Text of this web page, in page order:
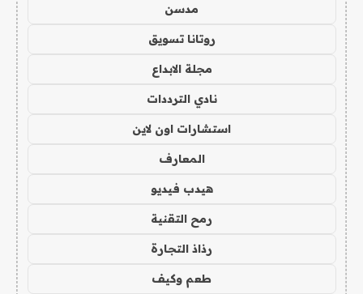
مدسن
روتانا تسويق
مجلة الابداع
نادي الترددات
استشارات اون لاين
المعارف
هيدب فيديو
رمح التقنية
رذاذ التجارة
طعم وكيف